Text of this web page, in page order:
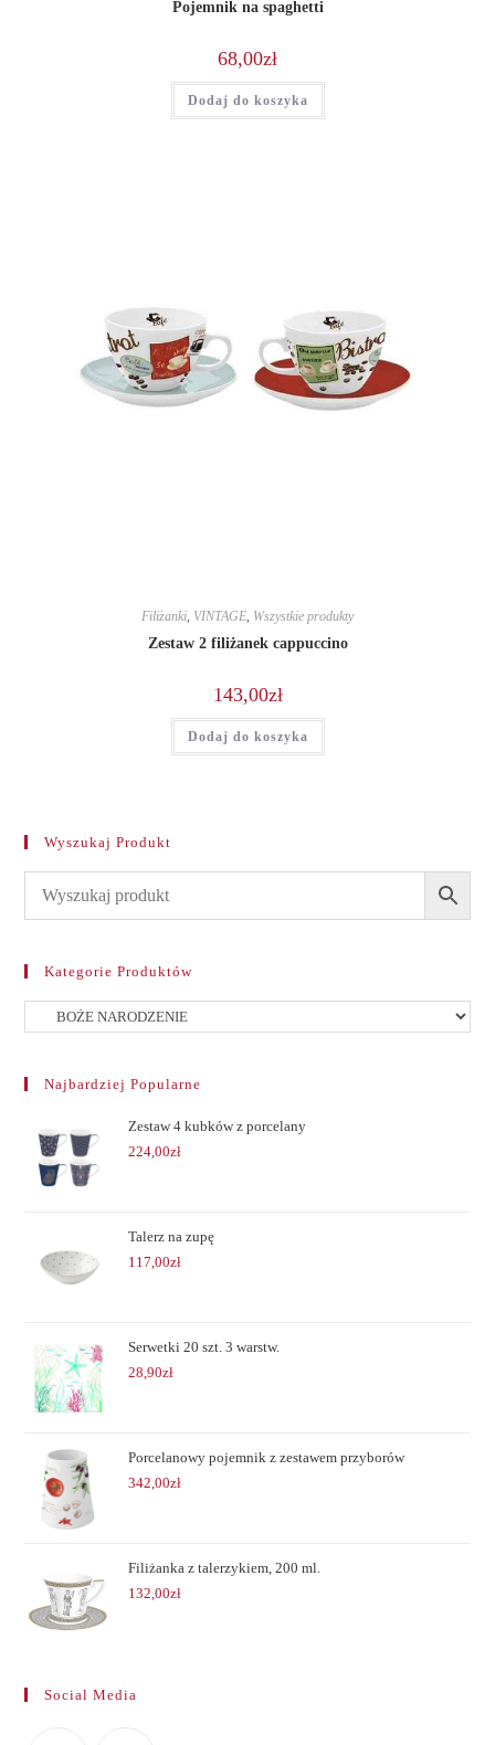
Pojemnik na spaghetti
68,00zł
Dodaj do koszyka
Filiżanki VINTAGE Wszystkie produkty
Zestaw 2 filiżanek cappuccino
143,00zł
Dodaj do koszyka
Wyszukaj Produkt
Kategorie Produktów
Najbardziej Popularne
Zestaw 4 kubków z porcelany
224,00zł
Talerz na zupę
117,00zł
Serwetki 20 szt. 3 warstw.
28,90zł
Porcelanowy pojemnik z zestawem przyborów
342,00zł
Filiżanka z talerzykiem, 200 ml.
132,00zł
Social Media